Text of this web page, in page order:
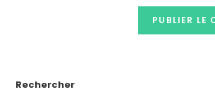
Rechercher